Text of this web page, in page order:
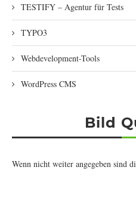
TESTIFY – Agentur für Tests
TYPO3
Webdevelopment-Tools
WordPress CMS
Bild
Wenn nicht weiter angegeben sind